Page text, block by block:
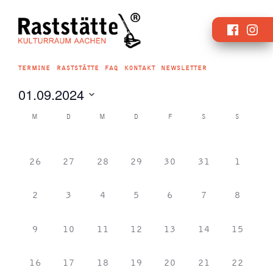
Inhalt
TERMINE RASTSTÄTTE FAQ KONTAKT NEWSLETTER
01.09.2024
Datum
Kalender
Veranstaltungen
M D M D F S S
0
26
0
27
0
28
0
29
0
30
0
31
1
1
0
2
0
3
1
4
1
5
1
6
0
7
0
8
0
9
0
10
1
11
0
12
0
13
1
14
0
15
0
16
0
17
0
18
0
19
0
20
1
21
0
22